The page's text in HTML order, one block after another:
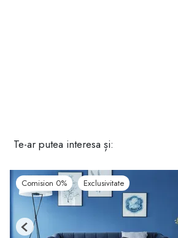
Te-ar putea interesa și:
Comision 0% Exclusivitate
Previous